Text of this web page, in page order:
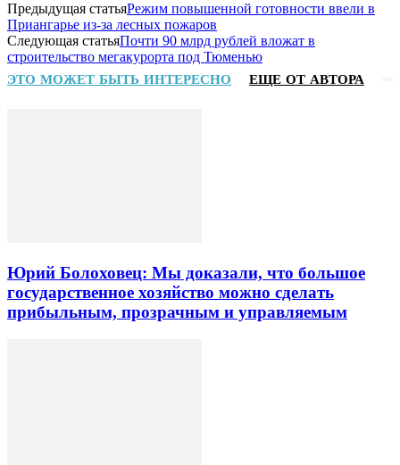
Предыдущая статьяРежим повышенной готовности ввели в
Приангарье из-за лесных пожаров
Следующая статьяПочти 90 млрд рублей вложат в
строительство мегакурорта под Тюменью
ЭТО МОЖЕТ БЫТЬ ИНТЕРЕСНО ЕЩЕ ОТ АВТОРА
Юрий Болоховец: Мы доказали, что большое
государственное хозяйство можно сделать
прибыльным, прозрачным и управляемым